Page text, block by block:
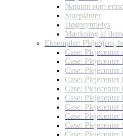
Naturen som
Stueplanter
Døgnrytmelys
Mærkning af
Eksempler: Plejehjem,
Case:
Case: Plejecenter
Case: Plejecenter
Case: Plejecenter
Case: Plejecenter
Case: Plejecenter
Case:
Case: Plejecenter
Case: Plejecenter
Case: Plejecenter